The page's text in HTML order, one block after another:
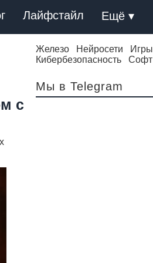
Лайфстайл Ещё ▾
с
Железо Нейросети Игры
Кибербезопасность
Софт
Мы в Telegram